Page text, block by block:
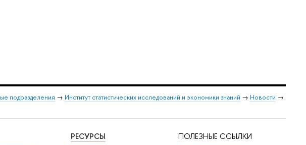
подразделения → Институт статистических исследований и экономики знаний → Новости →
РЕСУРСЫ ПОЛЕЗНЫЕ ССЫЛКИ